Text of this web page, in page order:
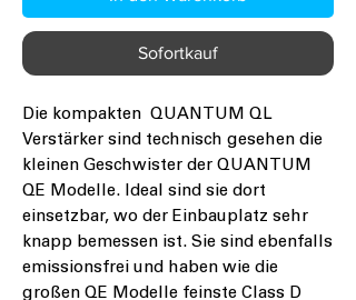
Sofortkauf
Die kompakten QUANTUM QL
Verstärker sind technisch gesehen die
kleinen Geschwister der QUANTUM
QE Modelle. Ideal sind sie dort
einsetzbar, wo der Einbauplatz sehr
knapp bemessen ist. Sie sind ebenfalls
emissionsfrei und haben wie die
großen QE Modelle feinste Class D